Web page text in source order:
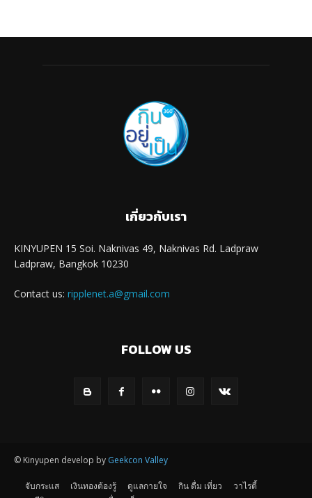
เกี่ยวกับเรา
KINYUPEN 15 Soi. Naknivas 49, Naknivas Rd. Ladpraw
Ladpraw, Bangkok 10230
Contact us: ripplenet.a@gmail.com
FOLLOW US
© Kinyupen develop by Geekcon Valley
จับกระแส เงินทองต้องรู้ ดูแลกายใจ กิน ดื่ม เที่ยว
วาไรตี้